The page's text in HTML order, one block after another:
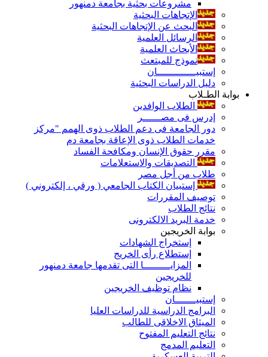
مشروعات بحثية بجامعة دمنهور
الإتجاهات البحثية
البحث عن الإتجاهات البحثية
الرسائل العلمية
الأبحاث العلمية
نموذج للمبتعث
إستبيـــــــــــــان
دليل الدراسات البحثية
بوابة الطـلاب
الطلاب الوافدين
إدرس فى مصــــــر
دور الجامعة فى دعم الطلاب ذوى الهمم "مركز
خدمات الطلاب ذوى الإعاقة بجامعة دم
مقرر حقوق الإنسان ومكافحة الفساد
التصديقات والاستعلامات
طلاب من أجل مصر
إستبيان الكتاب الجامعي ( ورقي ، إلكتروني )
توصيف المقررات
نتائج الطلاب
خدمة البريد الالكترونى
بوابة الخريجين
إستخراج الشهادات
إستطلاع رأى الخريج
المزايـــــــــا التى تقدمها جامعة دمنهور
للخريجين
نظام توظيف الخريجين
إستبيـــــــان
البرامج الدراسية للدراسات العليا
الميثاق الاخلاقى للطالب
نتائج التعليم المفتوح
التعليم المدمج